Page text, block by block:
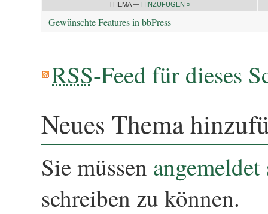
THEMA — HINZUFÜGEN »
Gewünschte Features in bbPress
RSS-Feed für dieses
Neues Thema
Sie müssen angemeldet
schreiben zu können.